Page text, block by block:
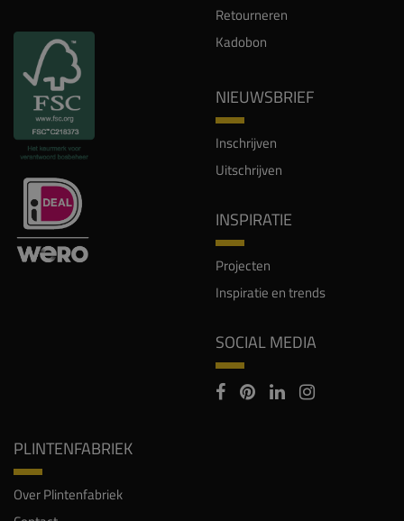
Retourneren
Kadobon
NIEUWSBRIEF
Inschrijven
Uitschrijven
INSPIRATIE
Projecten
Inspiratie en trends
SOCIAL MEDIA
PLINTENFABRIEK
Over Plintenfabriek